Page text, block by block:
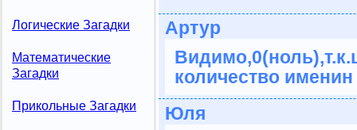
Логические Загадки
Математические
Загадки
Прикольные Загадки
Артур
количество именин
Юля